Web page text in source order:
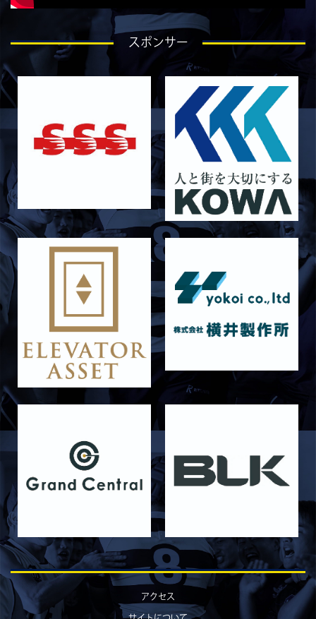
STAFF blog
ラストイヤーにかける想い-石岡泰一-
STAFF blog
ラストイヤーにかける想い-芦塚悠大-
STAFF blog
ラストイヤーにかける想い-青田宗久-
2026/06/27
STAFF blog
STAFF blog
【Rits Familyのバトン】vol. 2 稲西輝紀
2026/06/21
STAFF blog
6月21日 京都大学
2026/06/19
6月20日 花園大学
2026/06/16
STAFF blog
6月14日 島津製作所
2026/06/16
STAFF blog
6月13日 名城大学
【「イヤーブック2026」にお名前を掲載／サポ
ーター募集のお知らせ】
2026/05/31
STAFF blog
5月31日 関西学院大学AB
STAFF blog
5月30日 関西学院大学CD
2026/05/27
STAFF blog
2026年度 新入部員のお知らせ
STAFF blog
スポンサー
アクセス